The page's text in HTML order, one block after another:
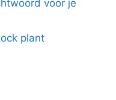
voor je
plant